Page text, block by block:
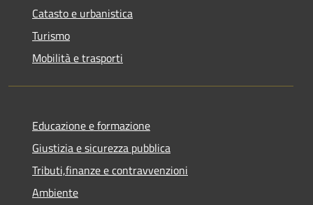
Catasto e urbanistica
Turismo
Mobilità e trasporti
Educazione e formazione
Giustizia e sicurezza pubblica
Tributi,finanze e contravvenzioni
Ambiente